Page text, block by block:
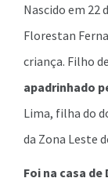
Nascido em 22
Florestan
criança. Filho
apadrinhado
Lima, filha do
da Zona Leste
Foi na casa